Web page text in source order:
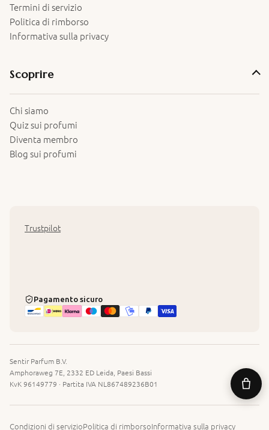
Termini di servizio
Politica di rimborso
Informativa sulla privacy
Scoprire
Chi siamo
Quiz sui profumi
Diventa membro
Blog sui profumi
Trustpilot
Pagamento sicuro
Sentir Parfum B.V.
Amphoraweg 7E, 2332 ED Leida, Paesi Bassi
KvK 96149779 · Partita IVA NL867489236B01
Condizioni di servizioPolitica di rimborsoInformativa sulla privacy